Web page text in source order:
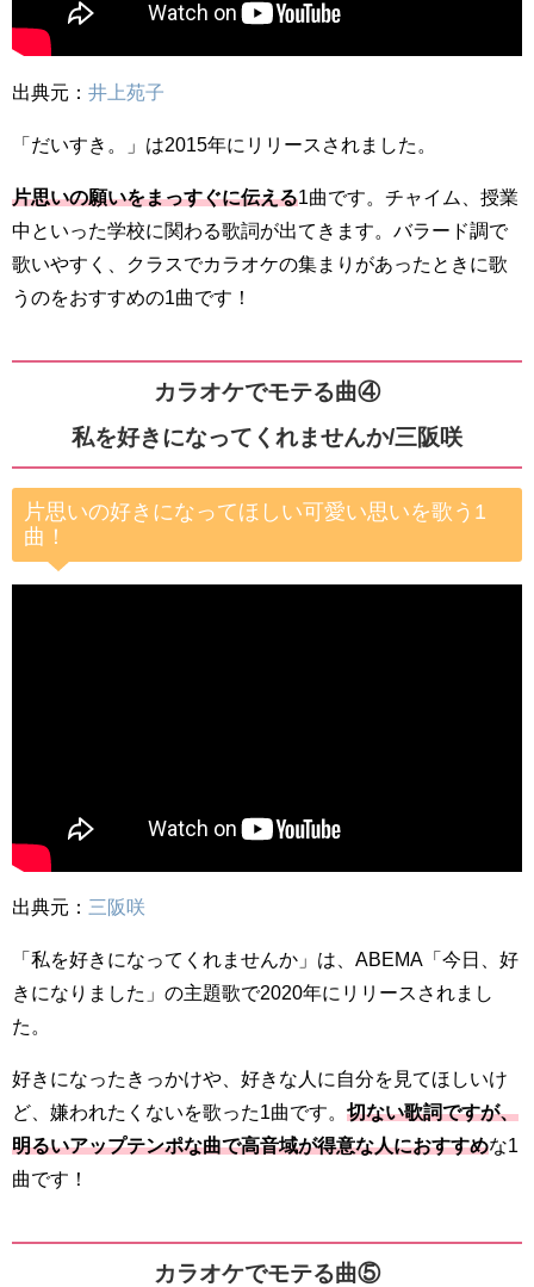
出典元： 井上苑子
「だいすき。」は2015年にリリースされました。
片思いの願いをまっすぐに伝える1曲です。チャイム、授業
中といった学校に関わる歌詞が出てきます。バラード調で
歌いやすく、クラスでカラオケの集まりがあったときに歌
うのをおすすめの1曲です！
カラオケでモテる曲④
私を好きになってくれませんか/三阪咲
片思いの好きになってほしい可愛い思いを歌う1
曲！
出典元： 三阪咲
「私を好きになってくれませんか」は、ABEMA「今日、好
きになりました」の主題歌で2020年にリリースされまし
た。
好きになったきっかけや、好きな人に自分を見てほしいけ
ど、嫌われたくないを歌った1曲です。 切ない歌詞ですが、
明るいアップテンポな曲で高音域が得意な人におすすめな1
曲です！
カラオケでモテる曲⑤